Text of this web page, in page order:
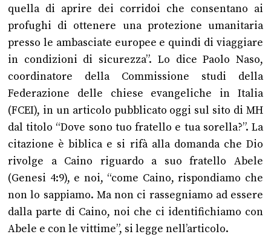
quella di aprire dei corridoi che consentano ai
profughi di ottenere una protezione umanitaria
presso le ambasciate europee e quindi di viaggiare
in condizioni di sicurezza”. Lo dice Paolo Naso,
coordinatore della Commissione studi della
Federazione delle chiese evangeliche in Italia
(FCEI), in un articolo pubblicato oggi sul sito di MH
dal titolo “Dove sono tuo fratello e tua sorella?”. La
citazione è biblica e si rifà alla domanda che Dio
rivolge a Caino riguardo a suo fratello Abele
(Genesi 4:9), e noi, “come Caino, rispondiamo che
non lo sappiamo. Ma non ci rassegniamo ad essere
dalla parte di Caino, noi che ci identifichiamo con
Abele e con le vittime”, si legge nell’articolo.